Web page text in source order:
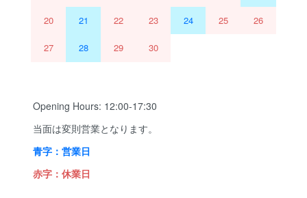
20 21 22 23 24 25 26
27 28 29 30
Opening Hours: 12:00-17:30
当面は変則営業となります。
青字：営業日
赤字：休業日